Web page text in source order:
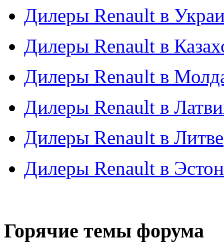
Дилеры Renault в
Дилеры Renault в
Дилеры Renault в
Дилеры Renault в
Дилеры Renault в Литве
Дилеры Renault в
Горячие темы форума